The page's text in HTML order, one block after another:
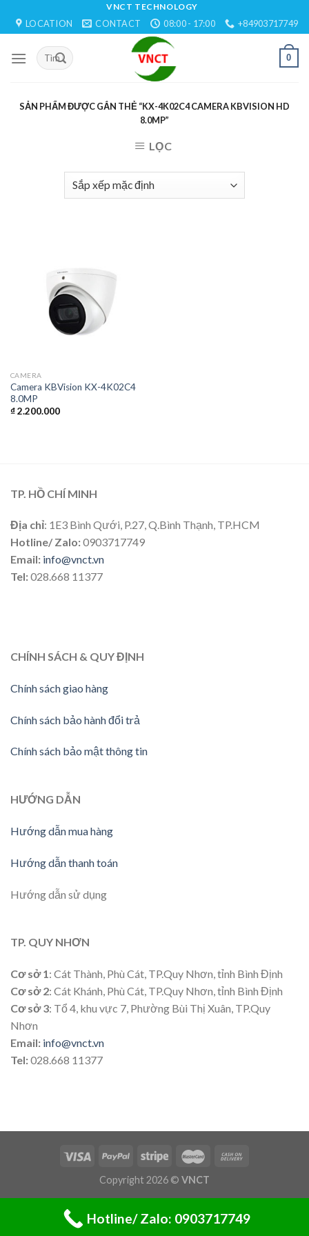
VNCT TECHNOLOGY
LOCATION CONTACT 08:00 - 17:00 +84903717749
0
SẢN PHẨM ĐƯỢC GẮN THẺ “KX-4K02C4 CAMERA KBVISION HD
8.0MP”
LỌC
CAMERA
Camera KBVision KX-4K02C4
8.0MP
₫2.200.000
TP. HỒ CHÍ MINH
Địa chỉ: 1E3 Bình Qưới, P.27, Q.Bình Thạnh, TP.HCM
Hotline/ Zalo:0903717749
Email: info@vnct.vn
Tel:028.668 11377
CHÍNH SÁCH & QUY ĐỊNH
Chính sách giao hàng
Chính sách bảo hành đổi trả
Chính sách bảo mật thông tin
HƯỚNG DẪN
Hướng dẫn mua hàng
Hướng dẫn thanh toán
Hướng dẫn sử dụng
TP. QUY NHƠN
Cơ sở 1: Cát Thành, Phù Cát, TP.Quy Nhơn, tỉnh Bình Định
Cơ sở 2: Cát Khánh, Phù Cát, TP.Quy Nhơn, tỉnh Bình Định
Cơ sở 3: Tổ 4, khu vực 7, Phường Bùi Thị Xuân, TP.Quy
Nhơn
Email: info@vnct.vn
Tel:028.668 11377
Copyright 2026 © VNCT
Hotline/ Zalo: 0903717749